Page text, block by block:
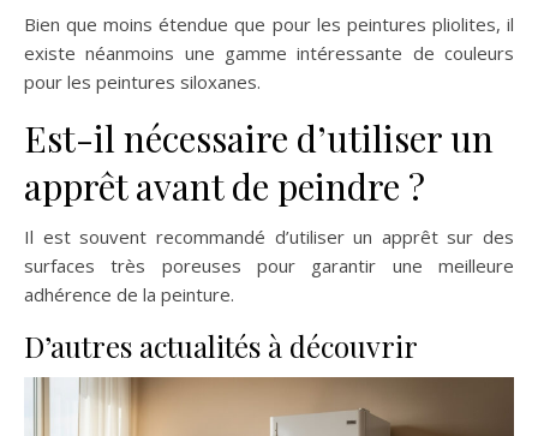
Bien que moins étendue que pour les peintures pliolites, il
existe néanmoins une gamme intéressante de couleurs
pour les peintures siloxanes.
Est-il nécessaire d’utiliser un
apprêt avant de peindre ?
Il est souvent recommandé d’utiliser un apprêt sur des
surfaces très poreuses pour garantir une meilleure
adhérence de la peinture.
D’autres actualités à découvrir